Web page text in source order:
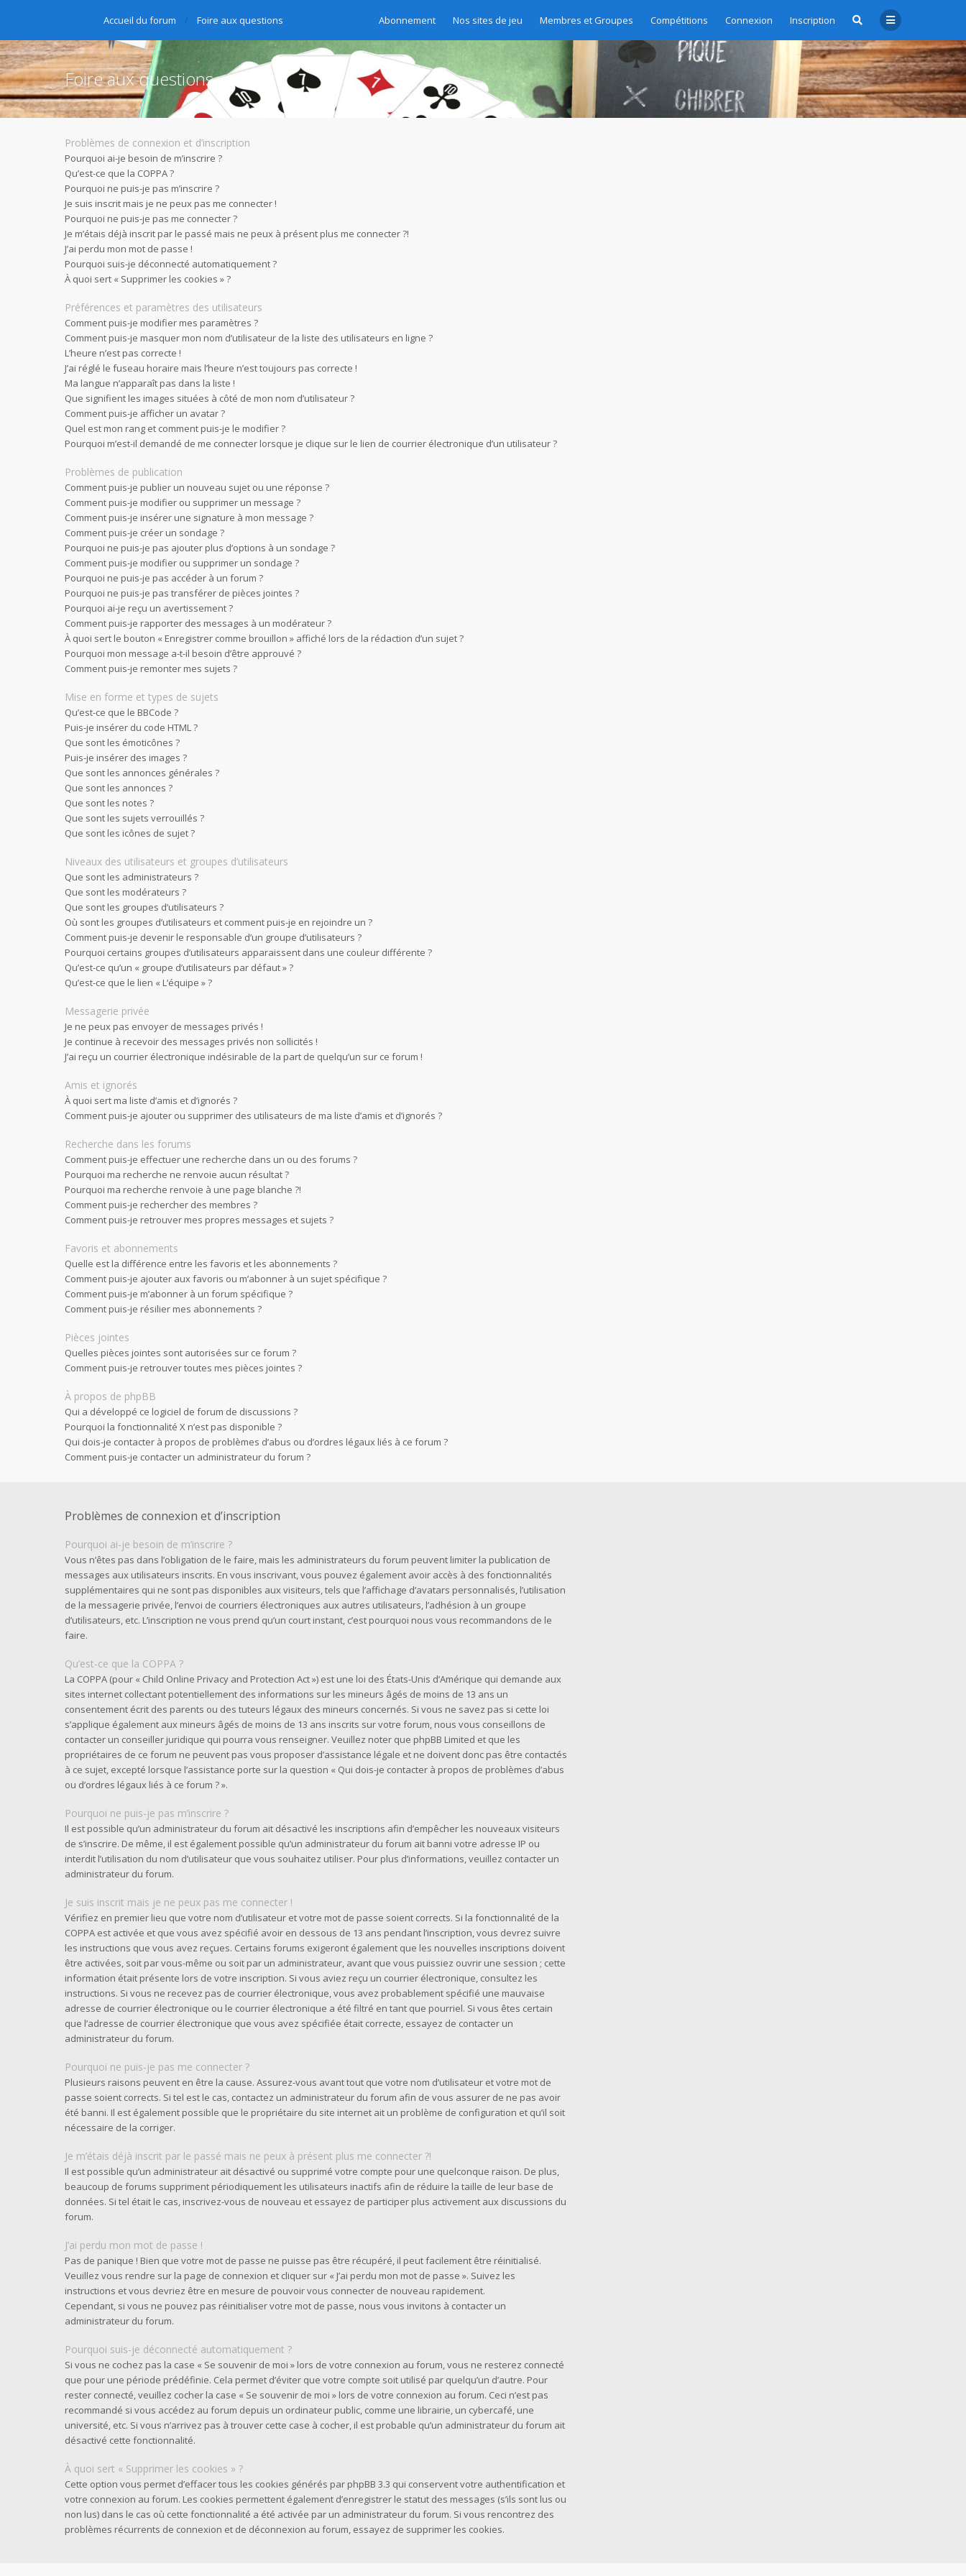
Abonnement Nos sites de jeu Membres et Groupes Compétitions Connexion Inscription
Accueil du forum Foire aux questions
Foire aux questions
Problèmes de connexion et d’inscription
Pourquoi ai-je besoin de m’inscrire ?
Qu’est-ce que la COPPA ?
Pourquoi ne puis-je pas m’inscrire ?
Je suis inscrit mais je ne peux pas me connecter !
Pourquoi ne puis-je pas me connecter ?
Je m’étais déjà inscrit par le passé mais ne peux à présent plus me connecter ?!
J’ai perdu mon mot de passe !
Pourquoi suis-je déconnecté automatiquement ?
À quoi sert « Supprimer les cookies » ?
Préférences et paramètres des utilisateurs
Comment puis-je modifier mes paramètres ?
Comment puis-je masquer mon nom d’utilisateur de la liste des utilisateurs en ligne ?
L’heure n’est pas correcte !
J’ai réglé le fuseau horaire mais l’heure n’est toujours pas correcte !
Ma langue n’apparaît pas dans la liste !
Que signifient les images situées à côté de mon nom d’utilisateur ?
Comment puis-je afficher un avatar ?
Quel est mon rang et comment puis-je le modifier ?
Pourquoi m’est-il demandé de me connecter lorsque je clique sur le lien de courrier électronique d’un utilisateur ?
Problèmes de publication
Comment puis-je publier un nouveau sujet ou une réponse ?
Comment puis-je modifier ou supprimer un message ?
Comment puis-je insérer une signature à mon message ?
Comment puis-je créer un sondage ?
Pourquoi ne puis-je pas ajouter plus d’options à un sondage ?
Comment puis-je modifier ou supprimer un sondage ?
Pourquoi ne puis-je pas accéder à un forum ?
Pourquoi ne puis-je pas transférer de pièces jointes ?
Pourquoi ai-je reçu un avertissement ?
Comment puis-je rapporter des messages à un modérateur ?
À quoi sert le bouton « Enregistrer comme brouillon » affiché lors de la rédaction d’un sujet ?
Pourquoi mon message a-t-il besoin d’être approuvé ?
Comment puis-je remonter mes sujets ?
Mise en forme et types de sujets
Qu’est-ce que le BBCode ?
Puis-je insérer du code HTML ?
Que sont les émoticônes ?
Puis-je insérer des images ?
Que sont les annonces générales ?
Que sont les annonces ?
Que sont les notes ?
Que sont les sujets verrouillés ?
Que sont les icônes de sujet ?
Niveaux des utilisateurs et groupes d’utilisateurs
Que sont les administrateurs ?
Que sont les modérateurs ?
Que sont les groupes d’utilisateurs ?
Où sont les groupes d’utilisateurs et comment puis-je en rejoindre un ?
Comment puis-je devenir le responsable d’un groupe d’utilisateurs ?
Pourquoi certains groupes d’utilisateurs apparaissent dans une couleur différente ?
Qu’est-ce qu’un « groupe d’utilisateurs par défaut » ?
Qu’est-ce que le lien « L’équipe » ?
Messagerie privée
Je ne peux pas envoyer de messages privés !
Je continue à recevoir des messages privés non sollicités !
J’ai reçu un courrier électronique indésirable de la part de quelqu’un sur ce forum !
Amis et ignorés
À quoi sert ma liste d’amis et d’ignorés ?
Comment puis-je ajouter ou supprimer des utilisateurs de ma liste d’amis et d’ignorés ?
Recherche dans les forums
Comment puis-je effectuer une recherche dans un ou des forums ?
Pourquoi ma recherche ne renvoie aucun résultat ?
Pourquoi ma recherche renvoie à une page blanche ?!
Comment puis-je rechercher des membres ?
Comment puis-je retrouver mes propres messages et sujets ?
Favoris et abonnements
Quelle est la différence entre les favoris et les abonnements ?
Comment puis-je ajouter aux favoris ou m’abonner à un sujet spécifique ?
Comment puis-je m’abonner à un forum spécifique ?
Comment puis-je résilier mes abonnements ?
Pièces jointes
Quelles pièces jointes sont autorisées sur ce forum ?
Comment puis-je retrouver toutes mes pièces jointes ?
À propos de phpBB
Qui a développé ce logiciel de forum de discussions ?
Pourquoi la fonctionnalité X n’est pas disponible ?
Qui dois-je contacter à propos de problèmes d’abus ou d’ordres légaux liés à ce forum ?
Comment puis-je contacter un administrateur du forum ?
Problèmes de connexion et d’inscription
Pourquoi ai-je besoin de m’inscrire ?
Vous n’êtes pas dans l’obligation de le faire, mais les administrateurs du forum peuvent limiter la publication de
messages aux utilisateurs inscrits. En vous inscrivant, vous pouvez également avoir accès à des fonctionnalités
supplémentaires qui ne sont pas disponibles aux visiteurs, tels que l’affichage d’avatars personnalisés, l’utilisation
de la messagerie privée, l’envoi de courriers électroniques aux autres utilisateurs, l’adhésion à un groupe
d’utilisateurs, etc. L’inscription ne vous prend qu’un court instant, c’est pourquoi nous vous recommandons de le
faire.
Qu’est-ce que la COPPA ?
La COPPA (pour « Child Online Privacy and Protection Act ») est une loi des États-Unis d’Amérique qui demande aux
sites internet collectant potentiellement des informations sur les mineurs âgés de moins de 13 ans un
consentement écrit des parents ou des tuteurs légaux des mineurs concernés. Si vous ne savez pas si cette loi
s’applique également aux mineurs âgés de moins de 13 ans inscrits sur votre forum, nous vous conseillons de
contacter un conseiller juridique qui pourra vous renseigner. Veuillez noter que phpBB Limited et que les
propriétaires de ce forum ne peuvent pas vous proposer d’assistance légale et ne doivent donc pas être contactés
à ce sujet, excepté lorsque l’assistance porte sur la question « Qui dois-je contacter à propos de problèmes d’abus
ou d’ordres légaux liés à ce forum ? ».
Pourquoi ne puis-je pas m’inscrire ?
Il est possible qu’un administrateur du forum ait désactivé les inscriptions afin d’empêcher les nouveaux visiteurs
de s’inscrire. De même, il est également possible qu’un administrateur du forum ait banni votre adresse IP ou
interdit l’utilisation du nom d’utilisateur que vous souhaitez utiliser. Pour plus d’informations, veuillez contacter un
administrateur du forum.
Je suis inscrit mais je ne peux pas me connecter !
Vérifiez en premier lieu que votre nom d’utilisateur et votre mot de passe soient corrects. Si la fonctionnalité de la
COPPA est activée et que vous avez spécifié avoir en dessous de 13 ans pendant l’inscription, vous devrez suivre
les instructions que vous avez reçues. Certains forums exigeront également que les nouvelles inscriptions doivent
être activées, soit par vous-même ou soit par un administrateur, avant que vous puissiez ouvrir une session ; cette
information était présente lors de votre inscription. Si vous aviez reçu un courrier électronique, consultez les
instructions. Si vous ne recevez pas de courrier électronique, vous avez probablement spécifié une mauvaise
adresse de courrier électronique ou le courrier électronique a été filtré en tant que pourriel. Si vous êtes certain
que l’adresse de courrier électronique que vous avez spécifiée était correcte, essayez de contacter un
administrateur du forum.
Pourquoi ne puis-je pas me connecter ?
Plusieurs raisons peuvent en être la cause. Assurez-vous avant tout que votre nom d’utilisateur et votre mot de
passe soient corrects. Si tel est le cas, contactez un administrateur du forum afin de vous assurer de ne pas avoir
été banni. Il est également possible que le propriétaire du site internet ait un problème de configuration et qu’il soit
nécessaire de la corriger.
Je m’étais déjà inscrit par le passé mais ne peux à présent plus me connecter ?!
Il est possible qu’un administrateur ait désactivé ou supprimé votre compte pour une quelconque raison. De plus,
beaucoup de forums suppriment périodiquement les utilisateurs inactifs afin de réduire la taille de leur base de
données. Si tel était le cas, inscrivez-vous de nouveau et essayez de participer plus activement aux discussions du
forum.
J’ai perdu mon mot de passe !
Pas de panique ! Bien que votre mot de passe ne puisse pas être récupéré, il peut facilement être réinitialisé.
Veuillez vous rendre sur la page de connexion et cliquer sur « J’ai perdu mon mot de passe ». Suivez les
instructions et vous devriez être en mesure de pouvoir vous connecter de nouveau rapidement.
Cependant, si vous ne pouvez pas réinitialiser votre mot de passe, nous vous invitons à contacter un
administrateur du forum.
Pourquoi suis-je déconnecté automatiquement ?
Si vous ne cochez pas la case « Se souvenir de moi » lors de votre connexion au forum, vous ne resterez connecté
que pour une période prédéfinie. Cela permet d’éviter que votre compte soit utilisé par quelqu’un d’autre. Pour
rester connecté, veuillez cocher la case « Se souvenir de moi » lors de votre connexion au forum. Ceci n’est pas
recommandé si vous accédez au forum depuis un ordinateur public, comme une librairie, un cybercafé, une
université, etc. Si vous n’arrivez pas à trouver cette case à cocher, il est probable qu’un administrateur du forum ait
désactivé cette fonctionnalité.
À quoi sert « Supprimer les cookies » ?
Cette option vous permet d’effacer tous les cookies générés par phpBB 3.3 qui conservent votre authentification et
votre connexion au forum. Les cookies permettent également d’enregistrer le statut des messages (s’ils sont lus ou
non lus) dans le cas où cette fonctionnalité a été activée par un administrateur du forum. Si vous rencontrez des
problèmes récurrents de connexion et de déconnexion au forum, essayez de supprimer les cookies.